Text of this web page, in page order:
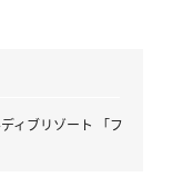
ィブリゾート 「フ